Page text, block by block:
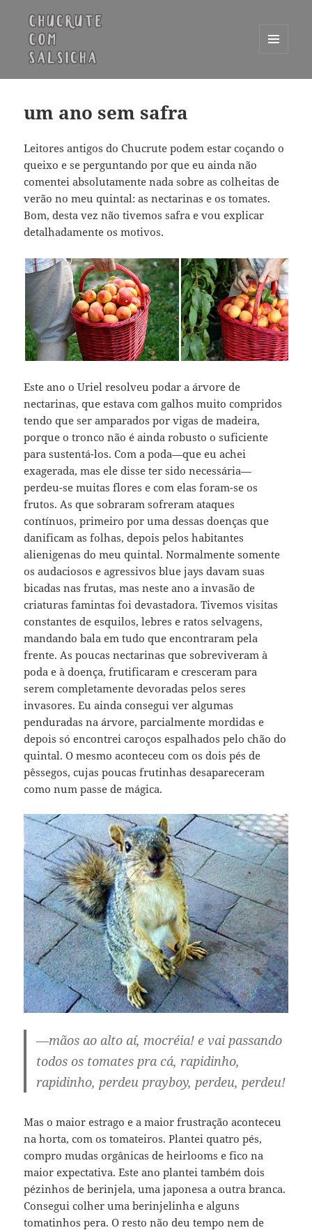
WIDGETS
um ano sem safra
Leitores antigos do Chucrute podem estar coçando o
queixo e se perguntando por que eu ainda não
comentei absolutamente nada sobre as colheitas de
verão no meu quintal: as nectarinas e os tomates.
Bom, desta vez não tivemos safra e vou explicar
detalhadamente os motivos.
Este ano o Uriel resolveu podar a árvore de
nectarinas, que estava com galhos muito compridos
tendo que ser amparados por vigas de madeira,
porque o tronco não é ainda robusto o suficiente
para sustentá-los. Com a poda—que eu achei
exagerada, mas ele disse ter sido necessária—
perdeu-se muitas flores e com elas foram-se os
frutos. As que sobraram sofreram ataques
contínuos, primeiro por uma dessas doenças que
danificam as folhas, depois pelos habitantes
alienigenas do meu quintal. Normalmente somente
os audaciosos e agressivos blue jays davam suas
bicadas nas frutas, mas neste ano a invasão de
criaturas famintas foi devastadora. Tivemos visitas
constantes de esquilos, lebres e ratos selvagens,
mandando bala em tudo que encontraram pela
frente. As poucas nectarinas que sobreviveram à
poda e à doença, frutificaram e cresceram para
serem completamente devoradas pelos seres
invasores. Eu ainda consegui ver algumas
penduradas na árvore, parcialmente mordidas e
depois só encontrei caroços espalhados pelo chão do
quintal. O mesmo aconteceu com os dois pés de
pêssegos, cujas poucas frutinhas desapareceram
como num passe de mágica.
—mãos ao alto aí, mocréia! e vai passando
todos os tomates pra cá, rapidinho,
rapidinho, perdeu prayboy, perdeu, perdeu!
Mas o maior estrago e a maior frustração aconteceu
na horta, com os tomateiros. Plantei quatro pés,
compro mudas orgânicas de heirlooms e fico na
maior expectativa. Este ano plantei também dois
pézinhos de berinjela, uma japonesa a outra branca.
Consegui colher uma berinjelinha e alguns
tomatinhos pera. O resto não deu tempo nem de